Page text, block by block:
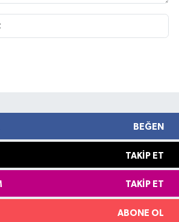
BEĞEN
TAKIP ET
TAKIP ET
ABONE OL